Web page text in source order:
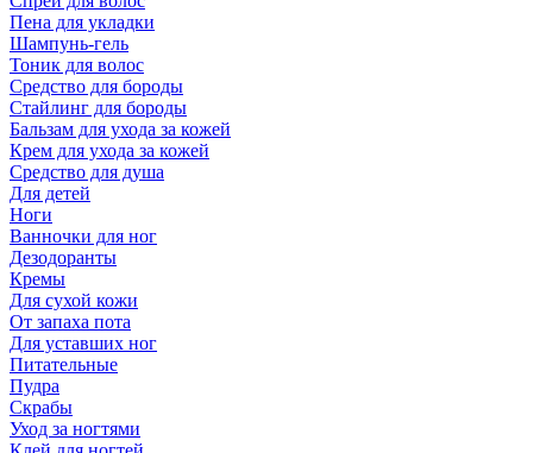
Пена для укладки
Шампунь-гель
Тоник для волос
Средство для бороды
Стайлинг для бороды
Бальзам для ухода за кожей
Крем для ухода за кожей
Средство для душа
Для детей
Ноги
Ванночки для ног
Дезодоранты
Кремы
Для сухой кожи
От запаха пота
Для уставших ног
Питательные
Пудра
Скрабы
Уход за ногтями